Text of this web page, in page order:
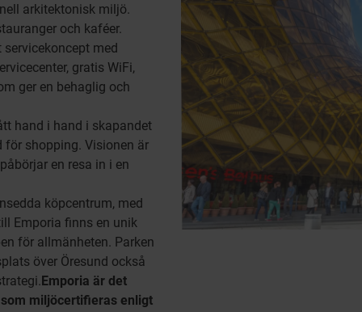
arkitektonisk miljö.
och kaféer.
med
gratis WiFi,
ger en behaglig och
hand i hand i skapandet
shopping. Visionen är
en resa in i en
köpcentrum, med
Emporia finns en unik
för allmänheten. Parken
över Öresund också
Emporia är det
miljöcertifieras enligt